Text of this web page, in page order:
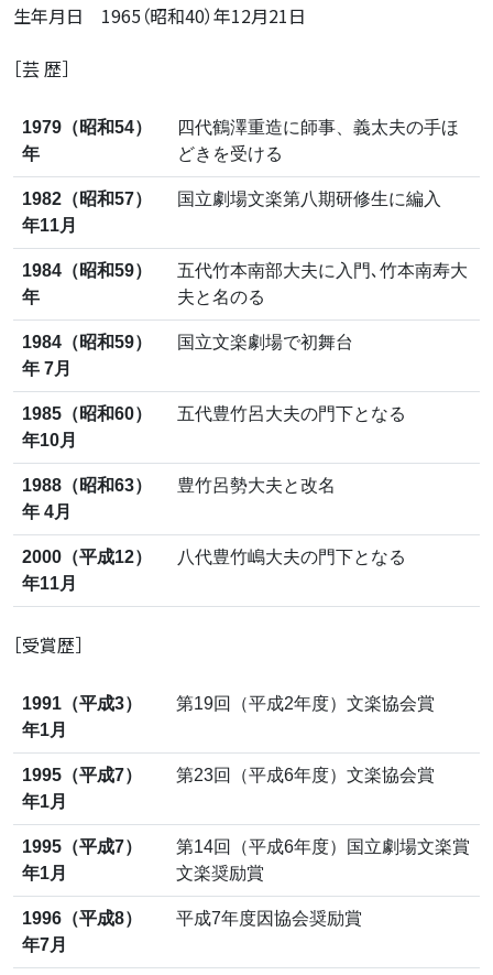
生年月日 1965（昭和40）年12月21日
［芸 歴］
1979（昭和54）
年
四代鶴澤重造に師事、義太夫の手ほ
どきを受ける
1982（昭和57）
年11月
国立劇場文楽第八期研修生に編入
1984（昭和59）
年
五代竹本南部大夫に入門､竹本南寿大
夫と名のる
1984（昭和59）
年 7月
国立文楽劇場で初舞台
1985（昭和60）
年10月
五代豊竹呂大夫の門下となる
1988（昭和63）
年 4月
豊竹呂勢大夫と改名
2000（平成12）
年11月
八代豊竹嶋大夫の門下となる
［受賞歴］
1991（平成3）
年1月
第19回（平成2年度）文楽協会賞
1995（平成7）
年1月
第23回（平成6年度）文楽協会賞
1995（平成7）
年1月
第14回（平成6年度）国立劇場文楽賞
文楽奨励賞
1996（平成8）
年7月
平成7年度因協会奨励賞